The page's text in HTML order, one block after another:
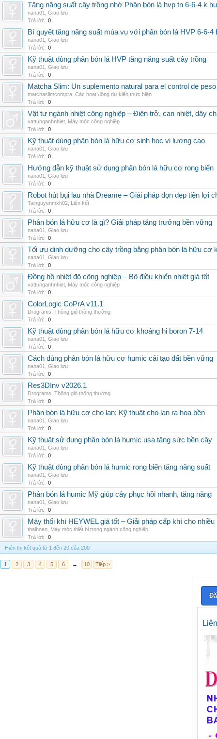
Tăng năng suất cây trồng nhờ Phân bón lá hvp tn 6-6-4 k
nana01
Giao lưu
Trả lời:
0
Bí quyết tăng năng suất mùa vụ với phân bón lá HVP 6-6-4
nana01
Giao lưu
Trả lời:
0
Kỹ thuật dùng phân bón lá HVP tăng năng suất cây trồng
nana01
Giao lưu
Trả lời:
0
Matcha Slim: Un suplemento natural para el control de peso
matchaslimcompra Các hoạt động dự kiến thực hiện
Trả lời:
0
Vật tư ngành nhiệt công nghiệp – Điện trở, can nhiệt, dây
vattunganhnhiet Máy móc công nghiệp
Trả lời:
0
Kỹ thuật dùng phân bón lá hữu cơ sinh học vi lượng cao
nana01
Giao lưu
Trả lời:
0
Hướng dẫn kỹ thuật sử dụng phân bón lá hữu cơ rong biển
nana01
Giao lưu
Trả lời:
0
Robot hút bụi lau nhà Dreame – Giải pháp dọn dẹp tiện lợi
Tainguyenmxh02 Liên kết
Trả lời:
0
Phân bón lá hữu cơ là gì? Giải pháp tăng trưởng bền vững
nana01
Giao lưu
Trả lời:
0
Tối ưu dinh dưỡng cho cây trồng bằng phân bón lá hữu cơ
nana01
Giao lưu
Trả lời:
0
Đồng hồ nhiệt độ công nghiệp – Bộ điều khiển nhiệt giá tốt
vattunganhnhiet Máy móc công nghiệp
Trả lời:
0
ColorLogic CoPrA v11.1
Drograms Thông gió thông thường
Trả lời:
0
Kỹ thuật dùng phân bón lá hữu cơ khoáng hi boron 7-14
nana01
Giao lưu
Trả lời:
0
Cách dùng phân bón lá hữu cơ humic cải tạo đất bền vững
nana01
Giao lưu
Trả lời:
0
Res3DInv v2026.1
Drograms Thông gió thông thường
Trả lời:
0
Phân bón lá hữu cơ cho lan: Kỹ thuật cho lan ra hoa bền
nana01
Giao lưu
Trả lời:
0
Kỹ thuật sử dụng phân bón lá humic usa tăng sức bền cây
nana01
Giao lưu
Trả lời:
0
Kỹ thuật dùng phân bón lá humic rong biển tăng năng suất
nana01
Giao lưu
Trả lời:
0
Phân bón lá humic Mỹ giúp cây phục hồi nhanh, tăng năng
nana01
Giao lưu
Trả lời:
0
Máy thổi khí HEYWEL giá tốt – Giải pháp cấp khí cho
thaihoan Máy móc thiết bị trong ngành công nghiệp
Trả lời:
0
Hiển thị kết quả từ 1 đến 20 của 200
1 2 3 4 5 6 → 10 Tiếp >